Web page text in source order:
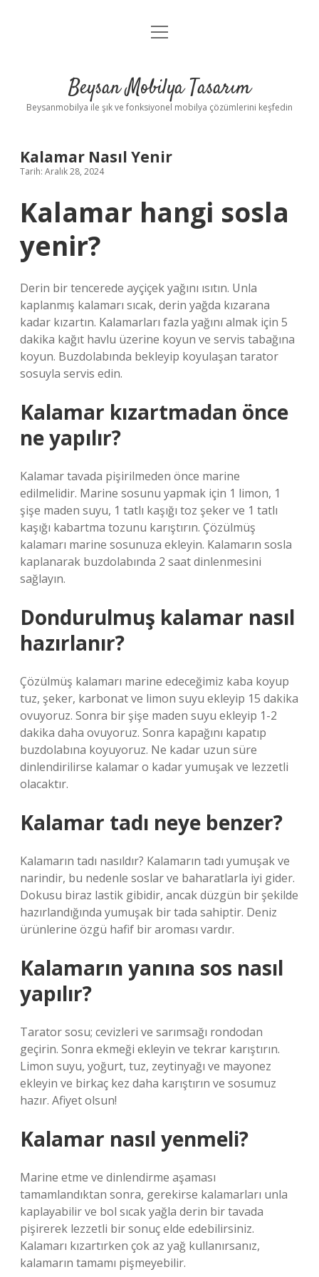
Anasayfa
Yasal Uyarı
menüyü
Beysan Mobilya Tasarım
Beysanmobilya ile şık ve fonksiyonel mobilya çözümlerini keşfedin
Kalamar Nasıl Yenir
Tarih: Aralık 28, 2024
Kalamar hangi sosla
yenir?
Derin bir tencerede ayçiçek yağını ısıtın. Unla
kaplanmış kalamarı sıcak, derin yağda kızarana
kadar kızartın. Kalamarları fazla yağını almak için 5
dakika kağıt havlu üzerine koyun ve servis tabağına
koyun. Buzdolabında bekleyip koyulaşan tarator
sosuyla servis edin.
Kalamar kızartmadan önce
ne yapılır?
Kalamar tavada pişirilmeden önce marine
edilmelidir. Marine sosunu yapmak için 1 limon, 1
şişe maden suyu, 1 tatlı kaşığı toz şeker ve 1 tatlı
kaşığı kabartma tozunu karıştırın. Çözülmüş
kalamarı marine sosunuza ekleyin. Kalamarın sosla
kaplanarak buzdolabında 2 saat dinlenmesini
sağlayın.
Dondurulmuş kalamar nasıl
hazırlanır?
Çözülmüş kalamarı marine edeceğimiz kaba koyup
tuz, şeker, karbonat ve limon suyu ekleyip 15 dakika
ovuyoruz. Sonra bir şişe maden suyu ekleyip 1-2
dakika daha ovuyoruz. Sonra kapağını kapatıp
buzdolabına koyuyoruz. Ne kadar uzun süre
dinlendirilirse kalamar o kadar yumuşak ve lezzetli
olacaktır.
Kalamar tadı neye benzer?
Kalamarın tadı nasıldır? Kalamarın tadı yumuşak ve
narindir, bu nedenle soslar ve baharatlarla iyi gider.
Dokusu biraz lastik gibidir, ancak düzgün bir şekilde
hazırlandığında yumuşak bir tada sahiptir. Deniz
ürünlerine özgü hafif bir aroması vardır.
Kalamarın yanına sos nasıl
yapılır?
Tarator sosu; cevizleri ve sarımsağı rondodan
geçirin. Sonra ekmeği ekleyin ve tekrar karıştırın.
Limon suyu, yoğurt, tuz, zeytinyağı ve mayonez
ekleyin ve birkaç kez daha karıştırın ve sosumuz
hazır. Afiyet olsun!
Kalamar nasıl yenmeli?
Marine etme ve dinlendirme aşaması
tamamlandıktan sonra, gerekirse kalamarları unla
kaplayabilir ve bol sıcak yağla derin bir tavada
pişirerek lezzetli bir sonuç elde edebilirsiniz.
Kalamarı kızartırken çok az yağ kullanırsanız,
kalamarın tamamı pişmeyebilir.